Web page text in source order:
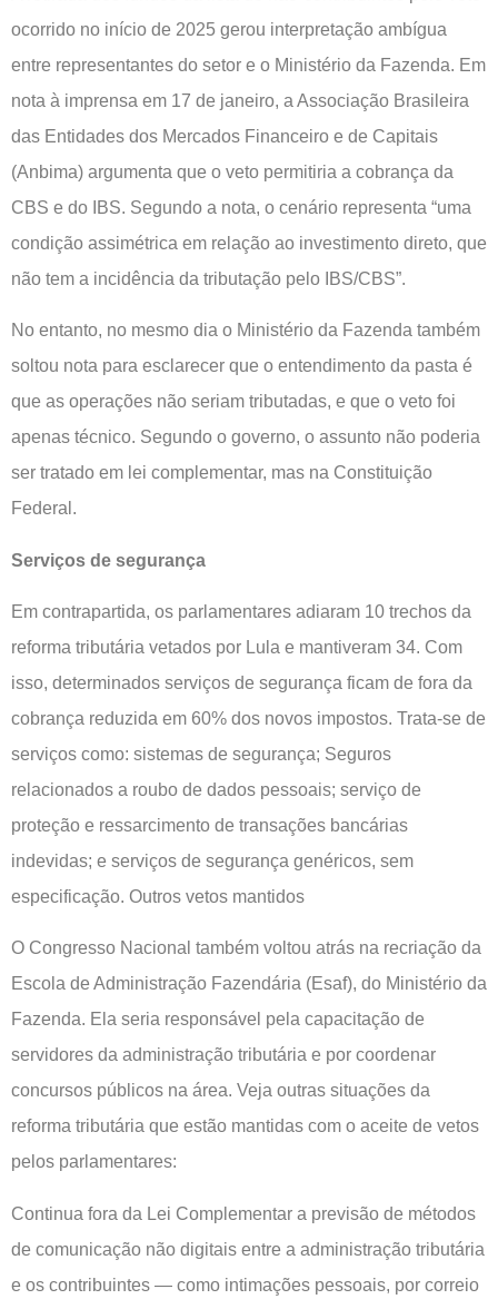
ocorrido no início de 2025 gerou interpretação ambígua
entre representantes do setor e o Ministério da Fazenda. Em
nota à imprensa em 17 de janeiro, a Associação Brasileira
das Entidades dos Mercados Financeiro e de Capitais
(Anbima) argumenta que o veto permitiria a cobrança da
CBS e do IBS. Segundo a nota, o cenário representa “uma
condição assimétrica em relação ao investimento direto, que
não tem a incidência da tributação pelo IBS/CBS”.
No entanto, no mesmo dia o Ministério da Fazenda também
soltou nota para esclarecer que o entendimento da pasta é
que as operações não seriam tributadas, e que o veto foi
apenas técnico. Segundo o governo, o assunto não poderia
ser tratado em lei complementar, mas na Constituição
Federal.
Serviços de segurança
Em contrapartida, os parlamentares adiaram 10 trechos da
reforma tributária vetados por Lula e mantiveram 34. Com
isso, determinados serviços de segurança ficam de fora da
cobrança reduzida em 60% dos novos impostos. Trata-se de
serviços como: sistemas de segurança; Seguros
relacionados a roubo de dados pessoais; serviço de
proteção e ressarcimento de transações bancárias
indevidas; e serviços de segurança genéricos, sem
especificação. Outros vetos mantidos
O Congresso Nacional também voltou atrás na recriação da
Escola de Administração Fazendária (Esaf), do Ministério da
Fazenda. Ela seria responsável pela capacitação de
servidores da administração tributária e por coordenar
concursos públicos na área. Veja outras situações da
reforma tributária que estão mantidas com o aceite de vetos
pelos parlamentares:
Continua fora da Lei Complementar a previsão de métodos
de comunicação não digitais entre a administração tributária
e os contribuintes — como intimações pessoais, por correio